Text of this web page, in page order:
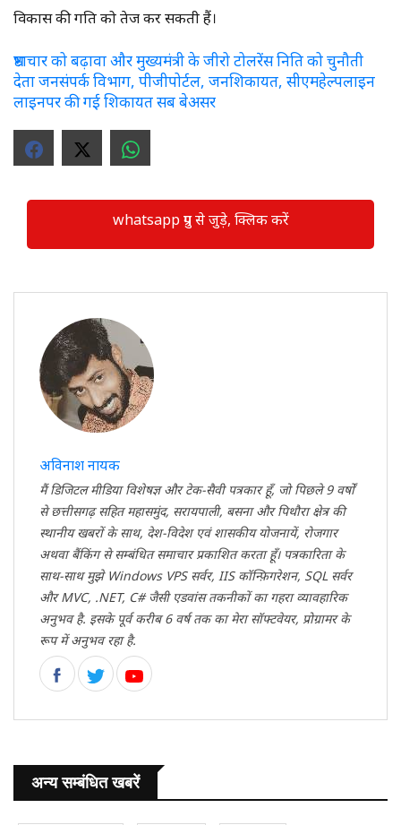
विकास की गति को तेज कर सकती हैं।
भ्रष्टाचार को बढ़ावा और मुख्यमंत्री के जीरो टोलरेंस निति को चुनौती
देता जनसंपर्क विभाग, पीजीपोर्टल, जनशिकायत, सीएमहेल्पलाइन
लाइनपर की गई शिकायत सब बेअसर
whatsapp ग्रुप से जुड़े, क्लिक करें
अविनाश नायक
मैं डिजिटल मीडिया विशेषज्ञ और टेक-सैवी पत्रकार हूँ, जो पिछले 9 वर्षों
से छत्तीसगढ़ सहित महासमुंद, सरायपाली, बसना और पिथौरा क्षेत्र की
स्थानीय खबरों के साथ, देश-विदेश एवं शासकीय योजनायें, रोजगार
अथवा बैंकिंग से सम्बंधित समाचार प्रकाशित करता हूँ। पत्रकारिता के
साथ-साथ मुझे Windows VPS सर्वर, IIS कॉन्फ़िगरेशन, SQL सर्वर
और MVC, .NET, C# जैसी एडवांस तकनीकों का गहरा व्यावहारिक
अनुभव है. इसके पूर्व करीब 6 वर्ष तक का मेरा सॉफ्टवेयर, प्रोग्रामर के
रूप में अनुभव रहा है.
अन्य सम्बंधित खबरें